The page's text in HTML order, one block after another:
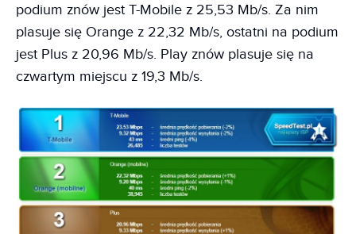
podium znów jest T-Mobile z 25,53 Mb/s. Za nim
plasuje się Orange z 22,32 Mb/s, ostatni na podium
jest Plus z 20,96 Mb/s. Play znów plasuje się na
czwartym miejscu z 19,3 Mb/s.